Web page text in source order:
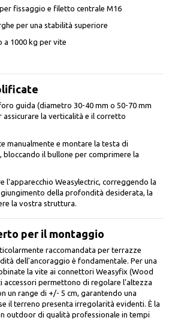
fissaggio e filetto centrale M16
per una stabilità superiore
a 1000 kg per vite
guida (diametro 30-40 mm o 50-70 mm
assicurare la verticalità e il corretto
manualmente e montare la testa di
bloccando il bullone per comprimere la
l'apparecchio Weasylectric, correggendo la
della profondità desiderata, la
la vostra struttura.
per il montaggio
raccomandata per terrazze
dell'ancoraggio è fondamentale. Per una
la vite ai connettori Weasyfix (Wood
accessori permettono di regolare l'altezza
un range di +/- 5 cm, garantendo una
il terreno presenta irregolarità evidenti. È la
outdoor di qualità professionale in tempi